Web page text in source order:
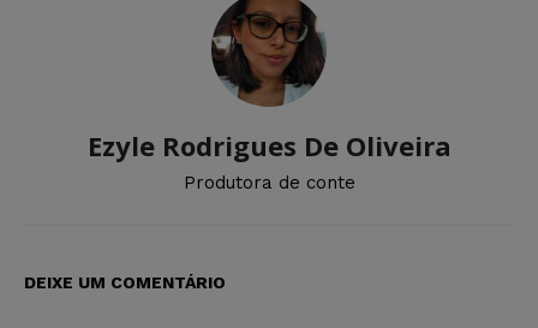
Ezyle Rodrigues De Oliveira
Produtora de conte
DEIXE UM COMENTÁRIO